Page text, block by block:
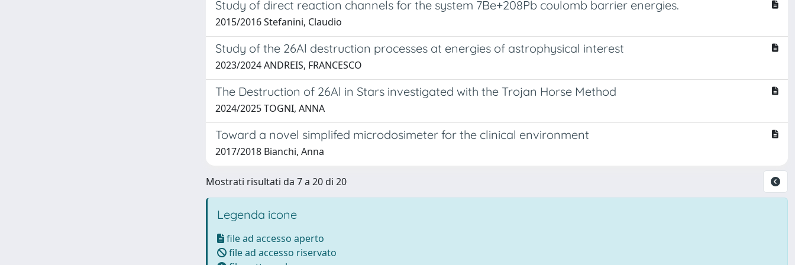
Study of direct reaction channels for the system 7Be+208Pb coulomb barrier energies.
2015/2016 Stefanini, Claudio
Study of the 26Al destruction processes at energies of astrophysical interest
2023/2024 ANDREIS, FRANCESCO
The Destruction of 26Al in Stars investigated with the Trojan Horse Method
2024/2025 TOGNI, ANNA
Toward a novel simplifed microdosimeter for the clinical environment
2017/2018 Bianchi, Anna
Mostrati risultati da 7 a 20 di 20
Legenda icone
file ad accesso aperto
file ad accesso riservato